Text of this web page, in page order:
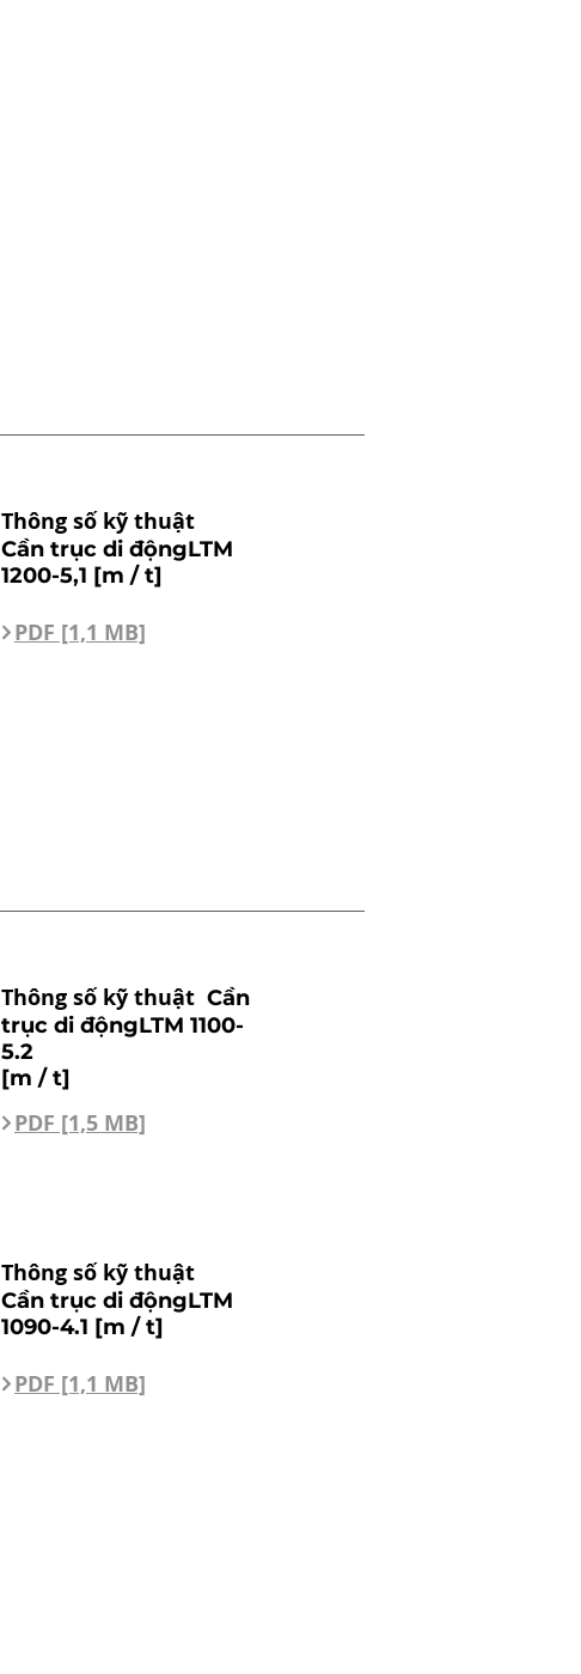
Thông số kỹ thuật
Cần trục di độngLTM
1200-5,1 [m / t]
PDF [1,1 MB]
Thông số kỹ thuật Cần
trục di độngLTM 1100-
5.2
[m / t]
PDF [1,5 MB]
Thông số kỹ thuật
Cần trục di độngLTM
1090-4.1 [m / t]
PDF [1,1 MB]